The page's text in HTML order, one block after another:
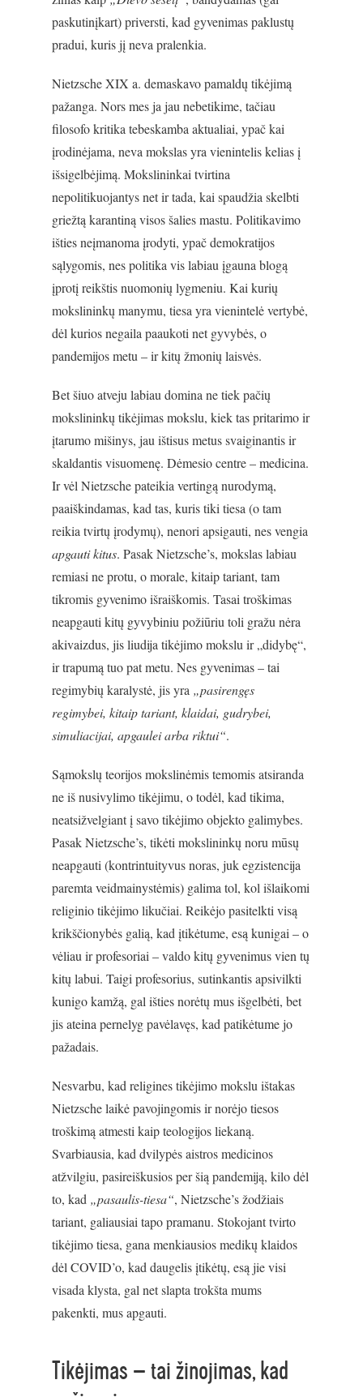
paskutinįkart) priversti, kad gyvenimas paklustų
pradui, kuris jį neva pralenkia.
Nietzsche XIX a. demaskavo pamaldų tikėjimą
pažanga. Nors mes ja jau nebetikime, tačiau
filosofo kritika tebeskamba aktualiai, ypač kai
įrodinėjama, neva mokslas yra vienintelis kelias į
išsigelbėjimą. Mokslininkai tvirtina
nepolitikuojantys net ir tada, kai spaudžia skelbti
griežtą karantiną visos šalies mastu. Politikavimo
išties neįmanoma įrodyti, ypač demokratijos
sąlygomis, nes politika vis labiau įgauna blogą
įprotį reikštis nuomonių lygmeniu. Kai kurių
mokslininkų manymu, tiesa yra vienintelė vertybė,
dėl kurios negaila paaukoti net gyvybės, o
pandemijos metu – ir kitų žmonių laisvės.
Bet šiuo atveju labiau domina ne tiek pačių
mokslininkų tikėjimas mokslu, kiek tas pritarimo ir
įtarumo mišinys, jau ištisus metus svaiginantis ir
skaldantis visuomenę. Dėmesio centre – medicina.
Ir vėl Nietzsche pateikia vertingą nurodymą,
paaiškindamas, kad tas, kuris tiki tiesa (o tam
reikia tvirtų įrodymų), nenori apsigauti, nes vengia
apgauti kitus. Pasak Nietzsche’s, mokslas labiau
remiasi ne protu, o morale, kitaip tariant, tam
tikromis gyvenimo išraiškomis. Tasai troškimas
neapgauti kitų gyvybiniu požiūriu toli gražu nėra
akivaizdus, jis liudija tikėjimo mokslu ir „didybę“,
ir trapumą tuo pat metu. Nes gyvenimas – tai
regimybių karalystė, jis yra „pasirengęs
regimybei, kitaip tariant, klaidai, gudrybei,
simuliacijai, apgaulei arba riktui“.
Sąmokslų teorijos mokslinėmis temomis atsiranda
ne iš nusivylimo tikėjimu, o todėl, kad tikima,
neatsižvelgiant į savo tikėjimo objekto galimybes.
Pasak Nietzsche’s, tikėti mokslininkų noru mūsų
neapgauti (kontrintuityvus noras, juk egzistencija
paremta veidmainystėmis) galima tol, kol išlaikomi
religinio tikėjimo likučiai. Reikėjo pasitelkti visą
krikščionybės galią, kad įtikėtume, esą kunigai – o
vėliau ir profesoriai – valdo kitų gyvenimus vien tų
kitų labui. Taigi profesorius, sutinkantis apsivilkti
kunigo kamžą, gal išties norėtų mus išgelbėti, bet
jis ateina pernelyg pavėlavęs, kad patikėtume jo
pažadais.
Nesvarbu, kad religines tikėjimo mokslu ištakas
Nietzsche laikė pavojingomis ir norėjo tiesos
troškimą atmesti kaip teologijos liekaną.
Svarbiausia, kad dvilypės aistros medicinos
atžvilgiu, pasireiškusios per šią pandemiją, kilo dėl
to, kad „pasaulis-tiesa“, Nietzsche’s žodžiais
tariant, galiausiai tapo pramanu. Stokojant tvirto
tikėjimo tiesa, gana menkiausios medikų klaidos
dėl COVID’o, kad daugelis įtikėtų, esą jie visi
visada klysta, gal net slapta trokšta mums
pakenkti, mus apgauti.
Tikėjimas – tai žinojimas, kad